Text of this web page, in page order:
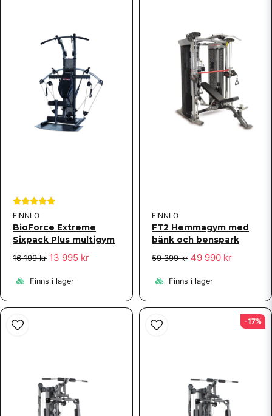
användarvänlig struktur och instruktioner, träningen
med hemmagymmet är lika roligt som tidigare,
smidig orderhantering, professionell förpackning,
väldigt användarvänlig struktur och handbok, vi har
definitivt gjort rätt val:-). Köper gärna igen.
FINNLO
BioForce Extreme
Sixpack Plus multigym
16 199 kr 13 995 kr
Finns i lager
FINNLO
FT2 Hemmagym med
bänk och benspark
59 399 kr 49 990 kr
Finns i lager
-17%